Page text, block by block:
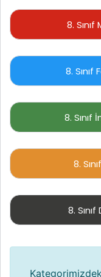
8.
8. Sınıf
8. Sınıf
8.
8.